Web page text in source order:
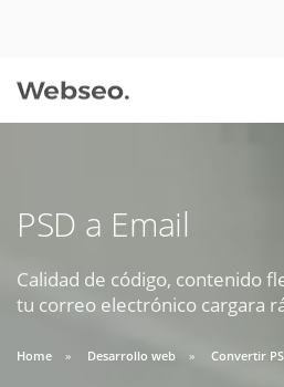
PSD a Email
Calidad de código, contenido
tu correo electrónico cargara
Home Desarrollo web Convertir
09:30 AM A 18:30 PM
soporte@webseo.cl